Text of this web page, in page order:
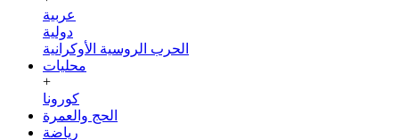
عربية
دولية
الحرب الروسية الأوكرانية
محليات
+
كورونا
الحج والعمرة
رياضة